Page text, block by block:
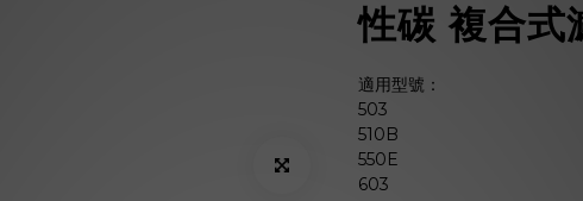
性碳 複合式
適用型號：
503
510B
550E
603